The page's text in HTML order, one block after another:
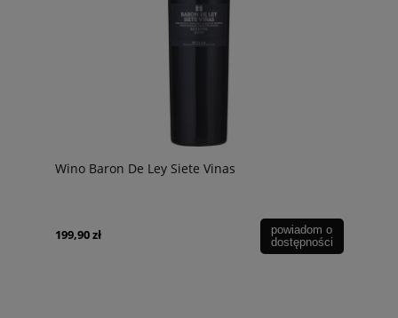
Wino Baron De Ley Siete Vinas
199,90 zł
powiadom o
dostępności